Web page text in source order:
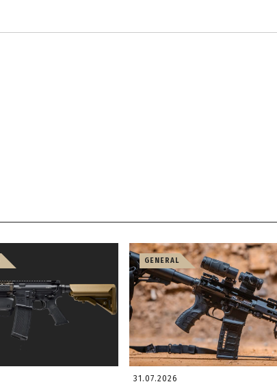
GENERAL
31.07.2026